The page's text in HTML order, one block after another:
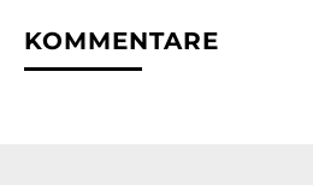
KOMMENTARE